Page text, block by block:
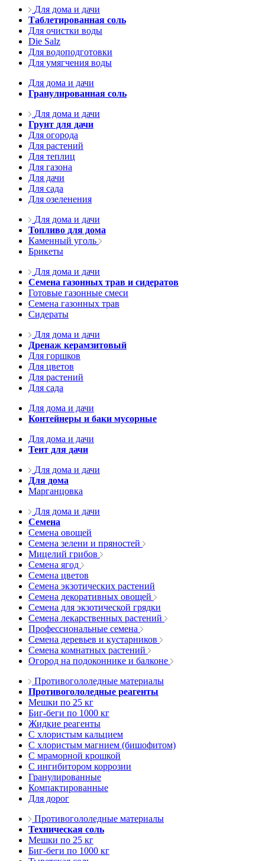
Для дома и дачи
Таблетированная соль
Для очистки воды
Die Salz
Для водоподготовки
Для умягчения воды
Для дома и дачи
Гранулированная соль
Для дома и дачи
Грунт для дачи
Для огорода
Для растений
Для теплиц
Для газона
Для дачи
Для сада
Для озеленения
Для дома и дачи
Топливо для дома
Каменный уголь
Брикеты
Для дома и дачи
Семена газонных трав и сидератов
Готовые газонные смеси
Семена газонных трав
Сидераты
Для дома и дачи
Дренаж керамзитовый
Для горшков
Для цветов
Для растений
Для сада
Для дома и дачи
Контейнеры и баки мусорные
Для дома и дачи
Тент для дачи
Для дома и дачи
Для дома
Марганцовка
Для дома и дачи
Семена
Семена овощей
Семена зелени и пряностей
Мицелий грибов
Семена ягод
Семена цветов
Семена экзотических растений
Семена декоративных овощей
Семена для экзотической грядки
Семена лекарственных растений
Профессиональные семена
Семена деревьев и кустарников
Семена комнатных растений
Огород на подоконнике и балконе
Противогололедные материалы
Противогололедные реагенты
Мешки по 25 кг
Биг-беги по 1000 кг
Жидкие реагенты
С хлористым кальцием
С хлористым магнием (бишофитом)
С мраморной крошкой
С ингибитором коррозии
Гранулированные
Компактированные
Для дорог
Противогололедные материалы
Техническая соль
Мешки по 25 кг
Биг-беги по 1000 кг